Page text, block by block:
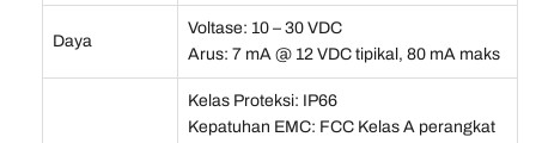
Daya
Voltase: 10 – 30 VDC
Arus: 7 mA @ 12 VDC tipikal, 80 mA maks
Kelas Proteksi: IP66
Kepatuhan EMC: FCC Kelas A perangkat